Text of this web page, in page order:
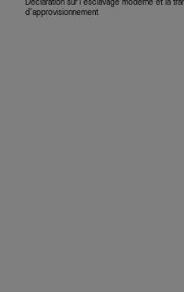
Déclaration sur l’esclavage moderne et la
d’approvisionnement